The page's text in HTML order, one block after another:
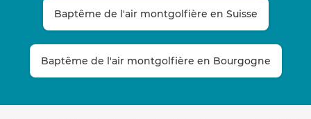
Baptême de l'air montgolfière en Suisse
Baptême de l'air montgolfière en Bourgogne